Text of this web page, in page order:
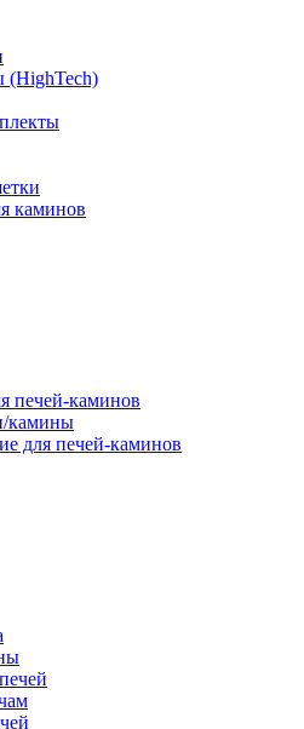
(HighTech)
каминов
печей-каминов
камины
для печей-каминов